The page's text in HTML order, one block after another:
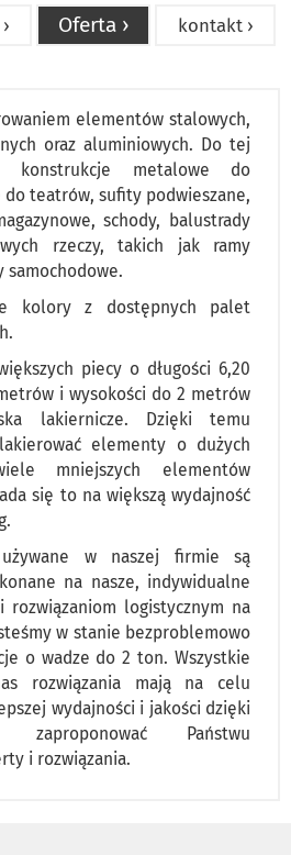
Oferta › kontakt ›
elementów stalowych,
oraz aluminiowych. Do tej
konstrukcje metalowe do
teatrów, sufity podwieszane,
schody, balustrady
rzeczy, takich jak ramy
kolory z dostępnych palet
piecy o długości 6,20
i wysokości do 2 metrów
lakiernicze. Dzięki temu
elementy o dużych
mniejszych elementów
się to na większą wydajność
w naszej firmie są
na nasze, indywidualne
rozwiązaniom logistycznym na
w stanie bezproblemowo
o wadze do 2 ton. Wszystkie
rozwiązania mają na celu
wydajności i jakości dzięki
zaproponować Państwu
i rozwiązania.